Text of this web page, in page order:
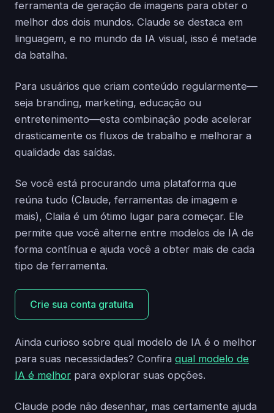
ferramenta de geração de imagens para obter o
melhor dos dois mundos. Claude se destaca em
linguagem, e no mundo da IA visual, isso é metade
da batalha.
Para usuários que criam conteúdo regularmente—
seja branding, marketing, educação ou
entretenimento—esta combinação pode acelerar
drasticamente os fluxos de trabalho e melhorar a
qualidade das saídas.
Se você está procurando uma plataforma que
reúna tudo (Claude, ferramentas de imagem e
mais), Claila é um ótimo lugar para começar. Ele
permite que você alterne entre modelos de IA de
forma contínua e ajuda você a obter mais de cada
tipo de ferramenta.
Crie sua conta gratuita
Ainda curioso sobre qual modelo de IA é o melhor
para suas necessidades? Confira qual modelo de
IA é melhor para explorar suas opções.
Claude pode não desenhar, mas certamente ajuda